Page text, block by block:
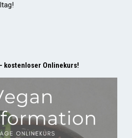
kostenloser Onlinekurs!